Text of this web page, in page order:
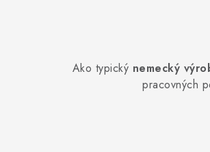
Ako typický nemecký
pracovných